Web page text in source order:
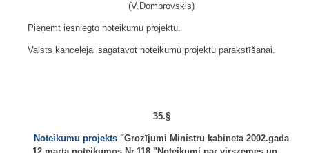
(V.Dombrovskis)
Pieņemt iesniegto noteikumu projektu.
Valsts kancelejai sagatavot noteikumu projektu parakstīšanai.
35.§
Noteikumu projekts "Grozījumi Ministru kabineta 2002.gada